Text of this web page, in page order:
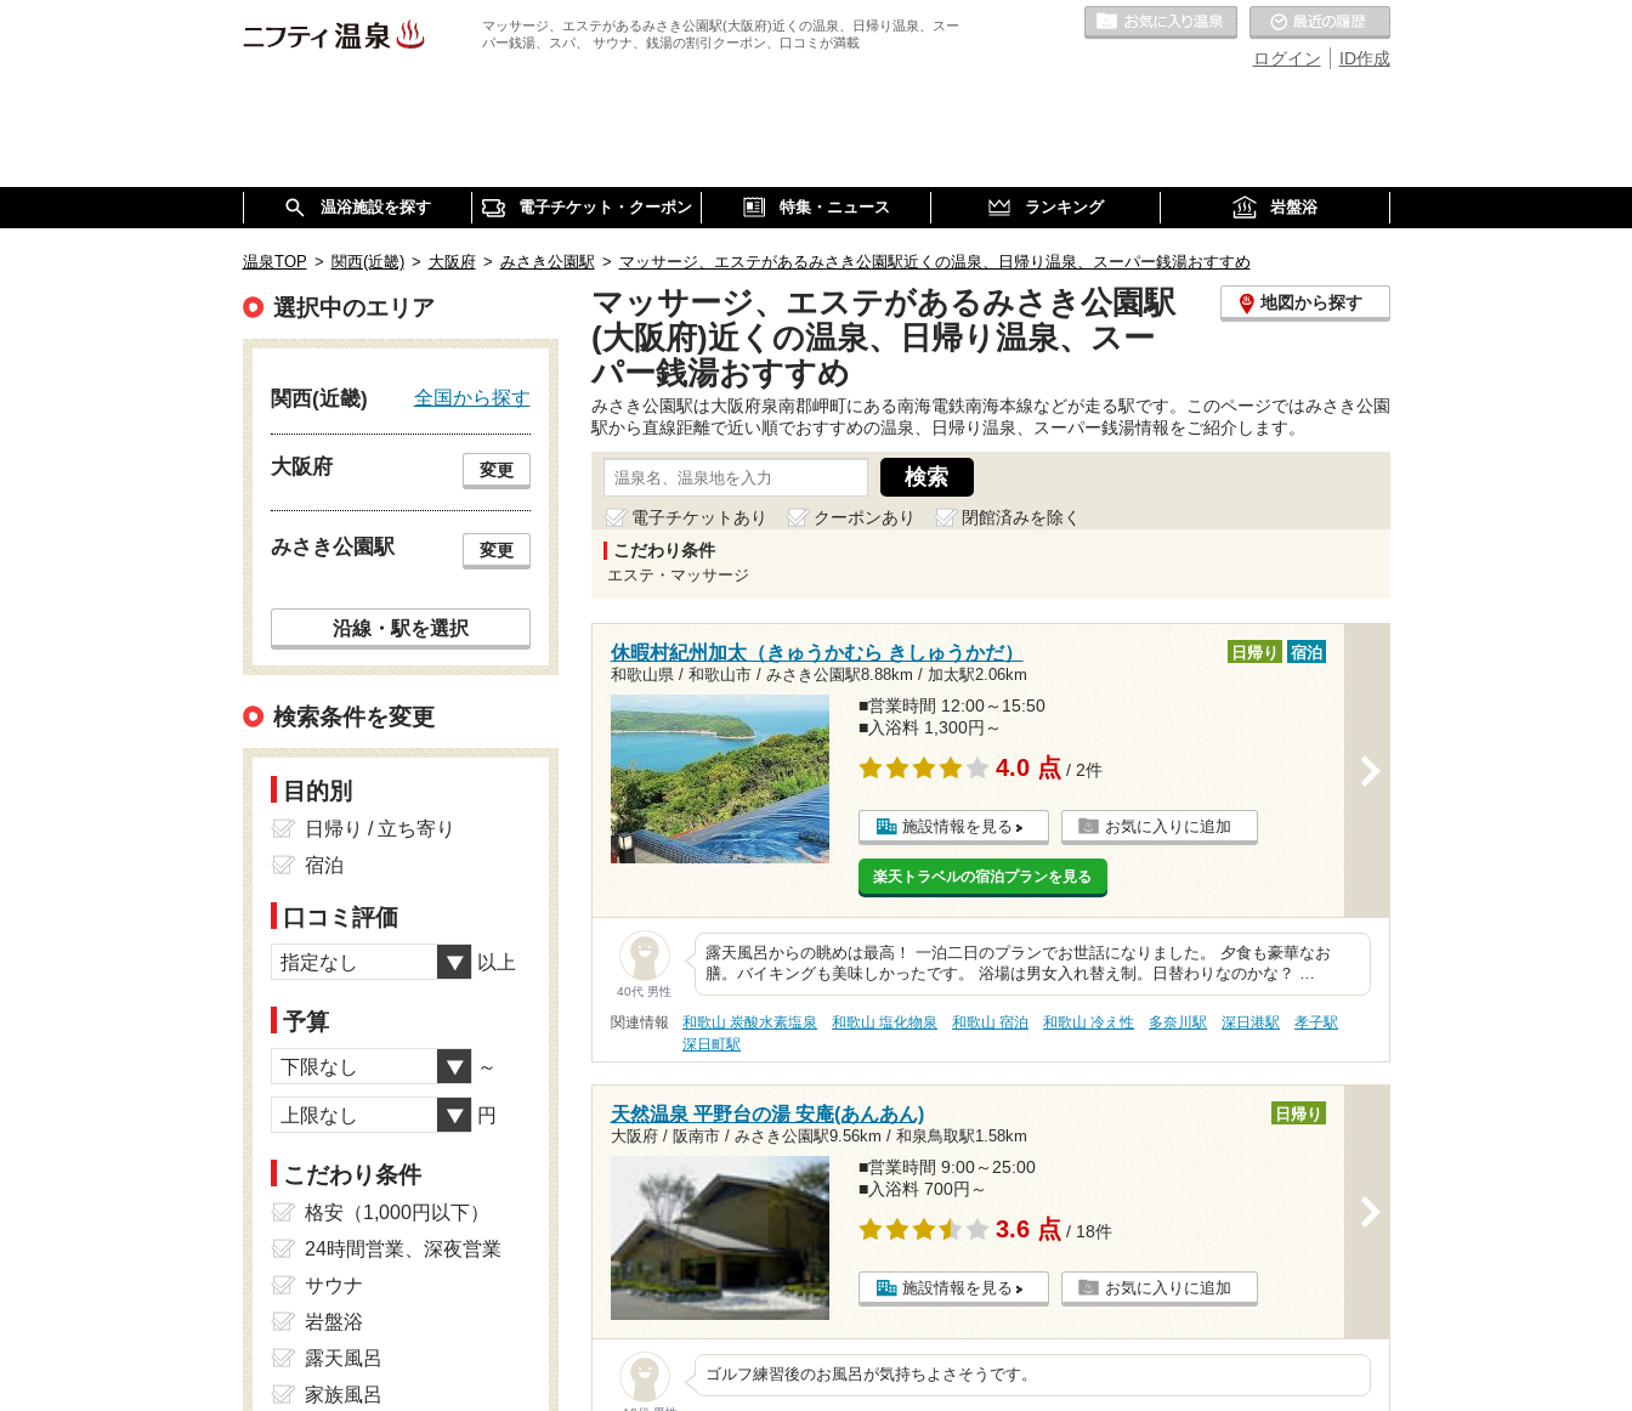
マッサージ、エステがあるみさき公園駅(大阪府)近くの温泉、日帰り温泉、スー
パー銭湯、スパ、 サウナ、銭湯の割引クーポン、口コミが満載
ID作成
ログイン
お気に入りの温泉
温浴施設を探す 電子チケット・クーポン 特集・ニュース ランキング 岩盤浴
温泉TOP > 関西(近畿) > 大阪府 > みさき公園駅 > マッサージ、エステがあるみさき公園駅近くの温泉、日帰り温泉、スーパー銭湯おすすめ
マッサージ、エステがあるみさき公園駅
(大阪府)近くの温泉、日帰り温泉、スー
パー銭湯おすすめ
地図から探す
みさき公園駅は大阪府泉南郡岬町にある南海電鉄南海本線などが走る駅です。このページではみさき公園
駅から直線距離で近い順でおすすめの温泉、日帰り温泉、スーパー銭湯情報をご紹介します。
電子チケットあり クーポンあり
閉館済みを除く
こだわり条件
エステ・マッサージ
休暇村紀州加太（きゅうかむら きしゅうかだ）
和歌山県 / 和歌山市 / みさき公園駅8.88km / 加太駅2.06km
日帰り 宿泊
■営業時間 12:00～15:50
■入浴料 1,300円～
4.0 点 / 2件
施設情報を見る お気に入りに追加
楽天トラベルの宿泊プランを見る
40代 男性
露天風呂からの眺めは最高！ 一泊二日のプランでお世話になりました。 夕食も豪華なお
膳。バイキングも美味しかったです。 浴場は男女入れ替え制。日替わりなのかな？ …
関連情報 和歌山 炭酸水素塩泉 和歌山 塩化物泉 和歌山 宿泊 和歌山 冷え性 多奈川駅 深日港駅
孝子駅
深日町駅
天然温泉 平野台の湯 安庵(あんあん)
大阪府 / 阪南市 / みさき公園駅9.56km / 和泉鳥取駅1.58km
日帰り
■営業時間 9:00～25:00
■入浴料 700円～
3.6 点 / 18件
施設情報を見る お気に入りに追加
ゴルフ練習後のお風呂が気持ちよさそうです。
選択中のエリア
関西(近畿) 全国から探す
大阪府 変更
みさき公園駅 変更
沿線・駅を選択
検索条件を変更
目的別
日帰り / 立ち寄り
宿泊
口コミ評価
指定なし 以上
予算
下限なし ～
上限なし 円
こだわり条件
格安（1,000円以下）
24時間営業、深夜営業
サウナ
岩盤浴
露天風呂
家族風呂